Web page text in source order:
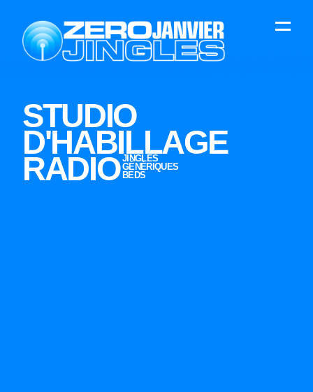
STUDIO
D'HABILLAGE
RADIOJINGLES
GÉNÉRIQUES
BEDS